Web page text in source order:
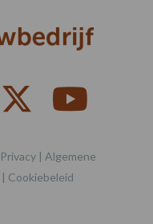
Privacy | Algemene
| Cookiebeleid